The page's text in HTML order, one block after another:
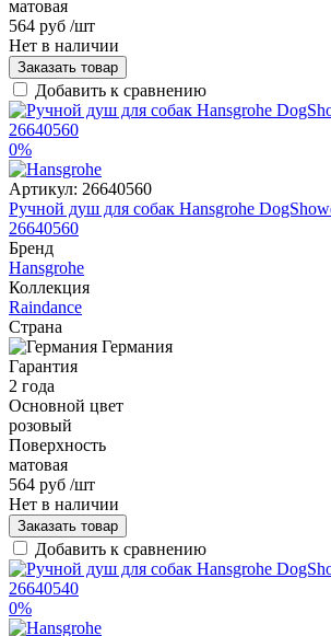
матовая
564 руб /шт
Нет в наличии
Заказать товар
Добавить к сравнению
0%
Артикул: 26640560
Ручной душ для собак Hansgrohe
26640560
Бренд
Hansgrohe
Коллекция
Raindance
Страна
Германия
Гарантия
2 года
Основной цвет
розовый
Поверхность
матовая
564 руб /шт
Нет в наличии
Заказать товар
Добавить к сравнению
0%